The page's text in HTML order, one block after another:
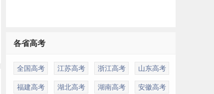
各省高考
全国高考 江苏高考 浙江高考 山东高考
福建高考 湖北高考 湖南高考 安徽高考